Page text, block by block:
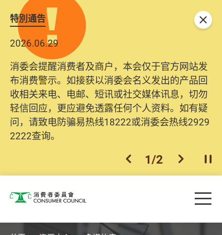
特別通告
2026.06.29
消委会提醒消费者及商户，本会仅于官方网站发
布消费警示。如接获以消委会名义发出的产品回
收相关来电、电邮、短讯或社交媒体讯息，切勿
轻信回应，更应避免透露任何个人资料。如有疑
问，请致电防骗易热线18222或消委会热线2929
2222查询。
上一个
1/2 下一个开
关闭
消费者委员会 目